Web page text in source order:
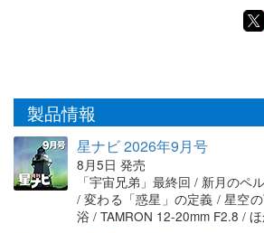
製品情報
星ナビ 2026年9月号
8月5日 発売
「宇宙兄弟」最終回 / 新月のペ
/ 変わる「惑星」の定義 / 星空
浴 / TAMRON 12-20mm F2.8 /